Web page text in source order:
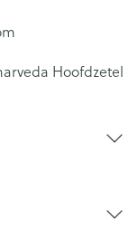
Hoofdzetel